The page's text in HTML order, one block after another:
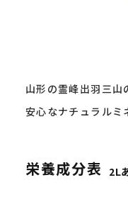
山形の霊峰出羽三山
安心なナチュラルミ
栄養成分表 2L